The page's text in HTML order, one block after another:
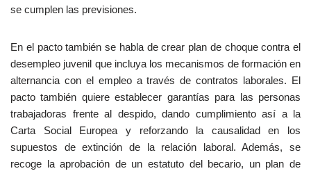
se cumplen las previsiones.
En el pacto también se habla de crear plan de choque contra el
desempleo juvenil que incluya los mecanismos de formación en
alternancia con el empleo a través de contratos laborales. El
pacto también quiere establecer garantías para las personas
trabajadoras frente al despido, dando cumplimiento así a la
Carta Social Europea y reforzando la causalidad en los
supuestos de extinción de la relación laboral. Además, se
recoge la aprobación de un estatuto del becario, un plan de